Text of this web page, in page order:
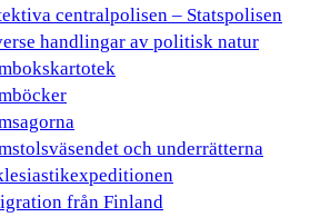
centralpolisen – Statspolisen
handlingar av politisk natur
och underrätterna
från Finland